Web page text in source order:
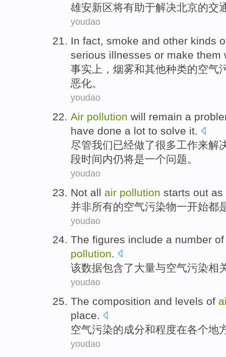
雄安新区将有助于解决北京的交
youdao
In fact, smoke and other kinds
serious illnesses or make them
事实上，烟雾和其他种类的空气
恶化。
youdao
Air pollution will remain a
have done a lot to solve it.
尽管我们已经做了很多工作来解
段时间内仍将是一个问题。
youdao
Not all air pollution starts out as
并非所有的空气污染物一开始都
youdao
The figures include a number of
pollution.
该数据包含了大量与空气污染相
youdao
The composition and levels of
place.
空气污染的成分和程度在各个地
youdao